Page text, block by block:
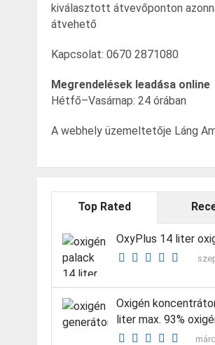
kiválasztott átvevőponton
átvehető
Kapcsolat: 0670 2871080
Megrendelések leadása online
Hétfő–Vasárnap: 24 órában
A webhely üzemeltetője Láng
Top Rated
OxyPlus 14 liter
Oxigén
liter max. 93%